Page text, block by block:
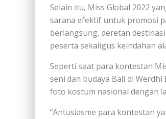
Selain itu, Miss Global 2022
sarana efektif untuk promosi
berlangsung, deretan
peserta sekaligus keindahan
Seperti saat para kontestan
seni dan budaya Bali di
foto kostum nasional dengan
“Antusiasme para kontestan